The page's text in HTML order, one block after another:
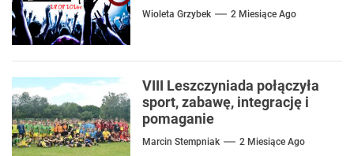
Wioleta Grzybek 2 Miesiące Ago
VIII Leszczyniada połączyła
sport, zabawę, integrację i
pomaganie
Marcin Stempniak 2 Miesiące Ago